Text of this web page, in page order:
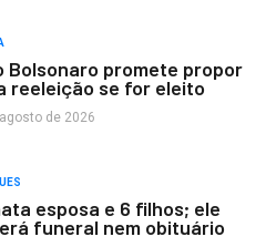
Bolsonaro promete propor
reeleição se for eleito
de 2026
esposa e 6 filhos; ele
funeral nem obituário